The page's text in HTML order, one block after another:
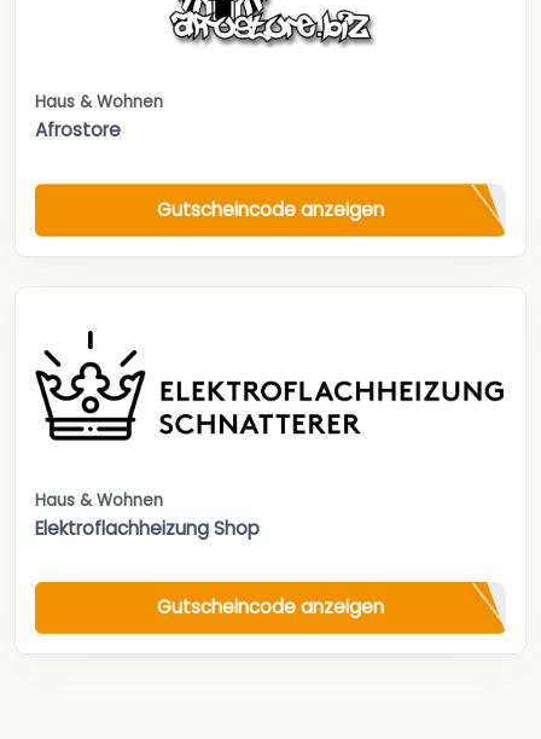
Haus & Wohnen
Afrostore
Gutscheincode anzeigen
Haus & Wohnen
Elektroflachheizung Shop
Gutscheincode anzeigen